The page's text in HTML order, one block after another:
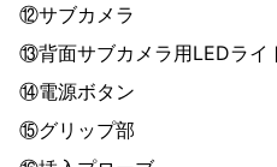
⑫サブカメラ
⑬背面サブカメラ用LEDライ
⑭電源ボタン
⑮グリップ部